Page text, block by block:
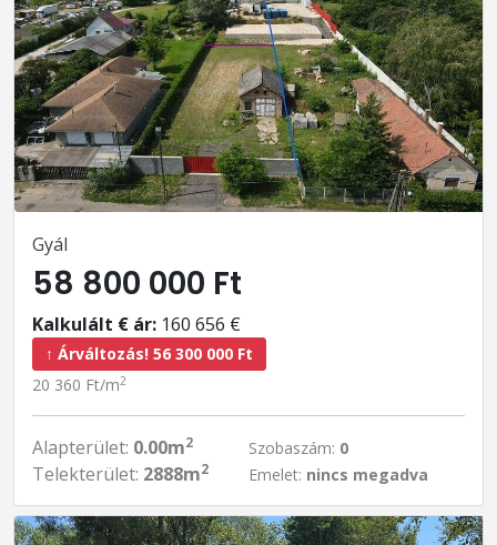
Gyál
58 800 000 Ft
Kalkulált € ár: 160 656 €
↑ Árváltozás! 56 300 000 Ft
20 360 Ft/m2
Alapterület: 0.00m2
Telekterület: 2888m2
Szobaszám: 0
Emelet: nincs megadva